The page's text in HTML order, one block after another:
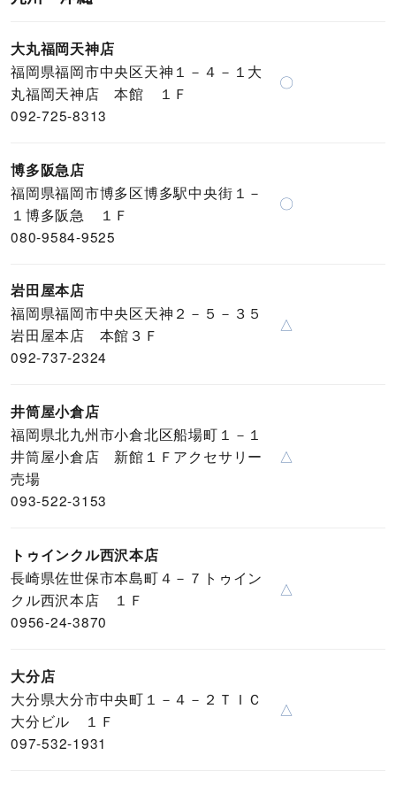
大丸福岡天神店
福岡県福岡市中央区天神１－４－１大
丸福岡天神店 本館 １Ｆ
092-725-8313
〇
博多阪急店
福岡県福岡市博多区博多駅中央街１－
１博多阪急 １Ｆ
080-9584-9525
〇
岩田屋本店
福岡県福岡市中央区天神２－５－３５
岩田屋本店 本館３Ｆ
092-737-2324
△
井筒屋小倉店
福岡県北九州市小倉北区船場町１－１
井筒屋小倉店 新館１Ｆアクセサリー
売場
093-522-3153
△
トゥインクル西沢本店
長崎県佐世保市本島町４－７トゥイン
クル西沢本店 １Ｆ
0956-24-3870
△
大分店
大分県大分市中央町１－４－２ＴＩＣ
大分ビル １Ｆ
097-532-1931
△